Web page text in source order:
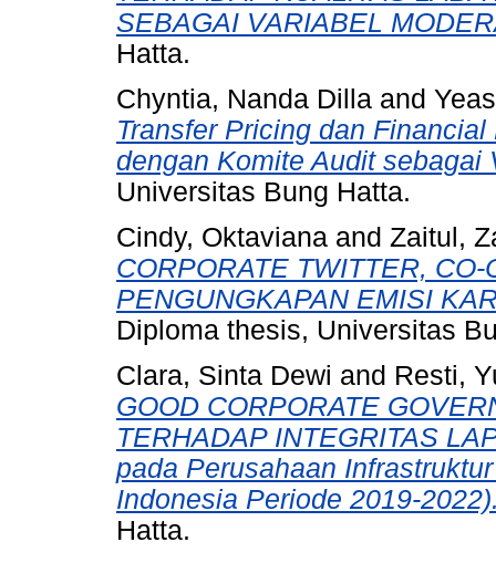
SEBAGAI VARIABEL
Hatta.
Chyntia, Nanda Dilla and
Transfer Pricing dan
dengan Komite Audit sebagai
Universitas Bung Hatta.
Cindy, Oktaviana and Zaitul,
CORPORATE TWITTER,
PENGUNGKAPAN EMISI
Diploma thesis, Universitas
Clara, Sinta Dewi and Resti,
GOOD CORPORATE
TERHADAP INTEGRITAS
pada Perusahaan
Indonesia Periode 2019-
Hatta.